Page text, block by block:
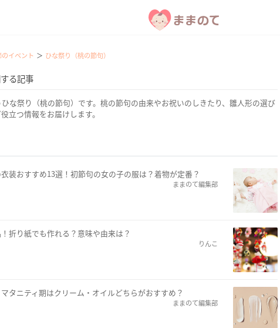
イベント ひな祭り（桃の節句）
る記事
な祭り（桃の節句）です。桃の節句の由来やお祝いのしきたり、雛人形の選び
立つ情報をお届けします。
装おすすめ13選！初節句の女の子の服は？着物が定番？
ままのて編集部
折り紙でも作れる？意味や由来は？
りんこ
タニティ期はクリーム・オイルどちらがおすすめ？
ままのて編集部